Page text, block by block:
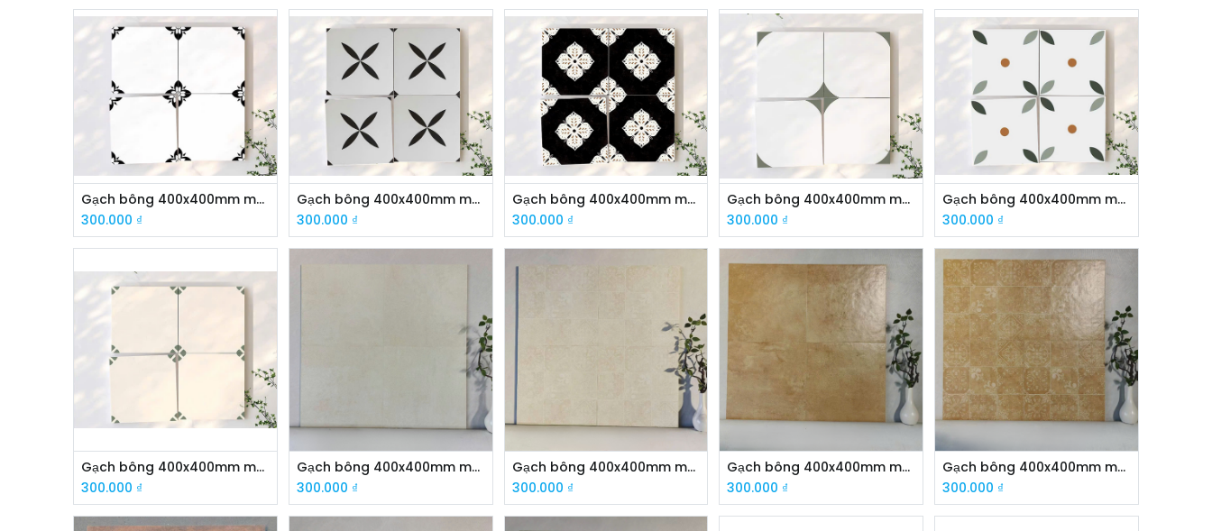
Gạch bông 400x400mm mã F4154
300.000 ₫
Gạch bông 400x400mm mã MF4045
300.000 ₫
Gạch bông 400x400mm mã FG4255
300.000 ₫
Gạch bông 400x400mm mã WH14119
300.000 ₫
Gạch bông 400x400mm mã FG4013
300.000 ₫
Gạch bông 400x400mm mã FG4218J
300.000 ₫
Gạch bông 400x400mm mã FG4230J
300.000 ₫
Gạch bông 400x400mm mã FG4231J
300.000 ₫
Gạch bông 400x400mm mã FG4233J
300.000 ₫
Gạch bông 400x400mm mã FG4234J
300.000 ₫